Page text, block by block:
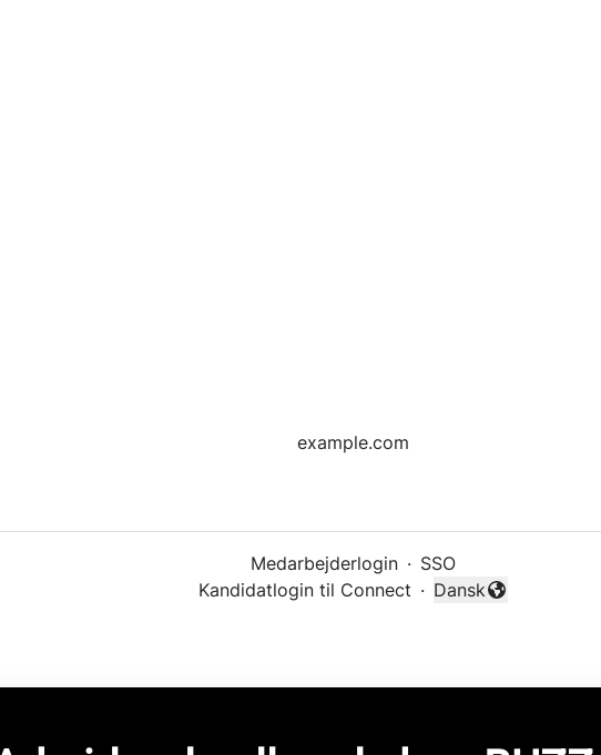
example.com
Medarbejderlogin · SSO
Kandidatlogin til Connect ·
Skift sprog
Dansk